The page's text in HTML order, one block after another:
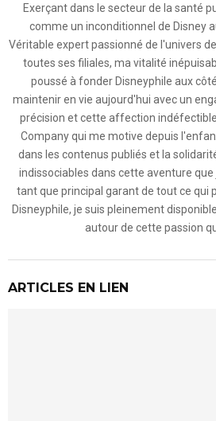
Exerçant dans le secteur de la santé
comme un inconditionnel de Disney
Véritable expert passionné de l'univers
toutes ses filiales, ma vitalité
poussé à fonder Disneyphile aux
maintenir en vie aujourd'hui avec un
précision et cette affection
Company qui me motive depuis
dans les contenus publiés et la
indissociables dans cette aventure que
tant que principal garant de tout ce qui
Disneyphile, je suis pleinement
autour de cette passion
ARTICLES EN LIEN